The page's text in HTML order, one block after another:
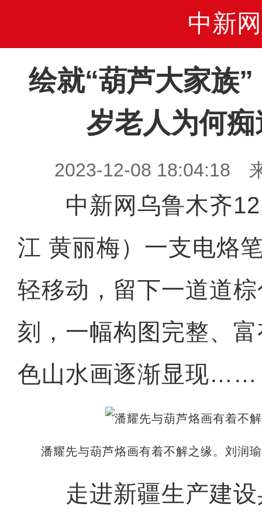
中新网
绘就“葫芦大家族
岁老人为何
2023-12-08 18:04:18
中新网乌鲁木齐12
江 黄丽梅）一支电烙
轻移动，留下一道道
刻，一幅构图完整、
色山水画逐渐显现……
潘耀先与葫芦烙画有着不解之缘。刘润
走进新疆生产建设